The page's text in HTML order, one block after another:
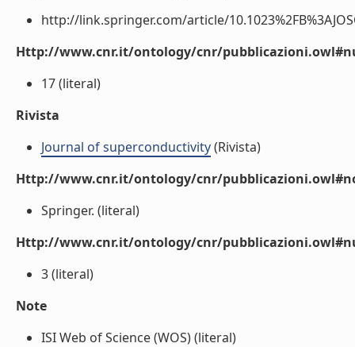
http://link.springer.com/article/
Http://www.cnr.it/ontology/cnr/
17 (literal)
Rivista
Journal of superconductivity(Rivista)
Http://www.cnr.it/ontology/cnr/
Springer. (literal)
Http://www.cnr.it/ontology/cnr/
3 (literal)
Note
ISI Web of Science (WOS) (literal)